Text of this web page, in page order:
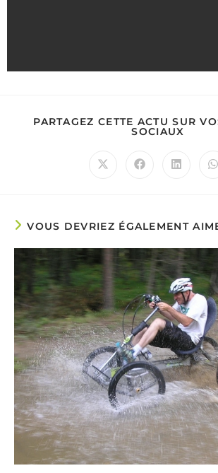
PARTAGEZ CETTE ACTU SUR
SOCIAUX
VOUS DEVRIEZ ÉGALEMENT